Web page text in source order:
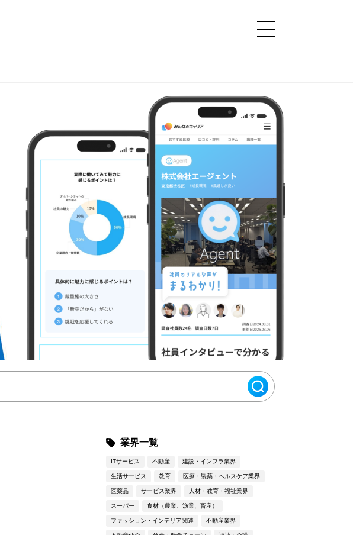
業界一覧
ITサービス 不動産 建設・インフラ業界
生活サービス 教育 医療・製薬・ヘルスケア業界
医薬品 サービス業界 人材・教育・福祉業界
スーパー 食材（農業、漁業、畜産）
ファッション・インテリア関連 不動産業界